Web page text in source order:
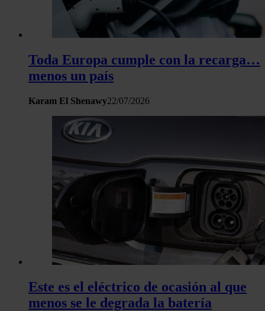
Toda Europa cumple con la recarga…
menos un país
Karam El Shenawy22/07/2026
Este es el eléctrico de ocasión al que
menos se le degrada la batería